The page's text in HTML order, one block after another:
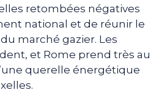
retombées négatives
national et de réunir le
marché gazier. Les
et Rome prend très au
querelle énergétique